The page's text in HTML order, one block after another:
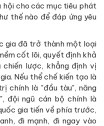
hội cho các mục tiêu phát
thế nào để đáp ứng yêu
gia đã trở thành một loại
cốt lõi, quyết định khả
lược, khẳng định vị
Nếu thể chế kiến tạo là
chính là "đầu tàu", năng
đội ngũ cán bộ chính là
gia tiến về phía trước,
đi mạnh, đi ngay vào